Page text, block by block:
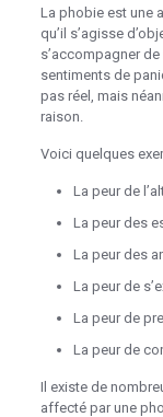
La phobie est une
qu’il s’agisse
s’accompagner
sentiments de
pas réel, mais
raison.
Voici quelques
La peur de
La peur des
La peur des
La peur de
La peur de
La peur de
Il existe de
affecté par une